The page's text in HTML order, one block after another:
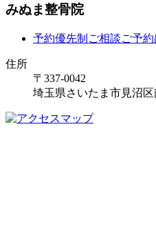
みぬま整骨院
予約優先制 ご相談ご予
住所
〒337-0042
埼玉県さいたま市見沼区